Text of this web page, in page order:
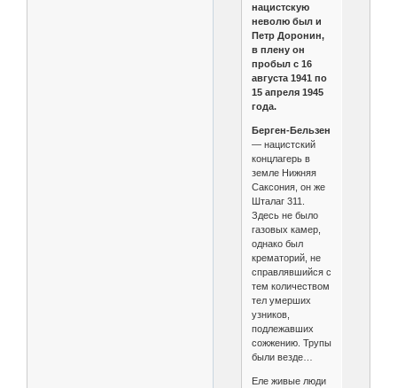
нацистскую
неволю был и
Петр Доронин,
в плену он
пробыл с 16
августа 1941 по
15 апреля 1945
года.
Берген-Бельзен
— нацистский
концлагерь в
земле Нижняя
Саксония, он же
Шталаг 311.
Здесь не было
газовых камер,
однако был
крематорий, не
справлявшийся с
тем количеством
тел умерших
узников,
подлежавших
сожжению. Трупы
были везде…
Еле живые люди